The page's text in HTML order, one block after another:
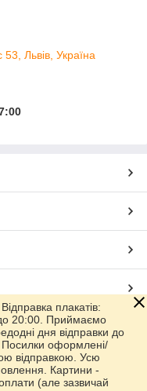
Львів, Україна
плакатів:
20:00. Приймаємо
дня відправки до
Посилки оформлені/
відправкою. Усю
Картини -
(але зазвичай